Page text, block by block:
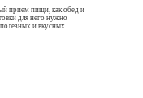
прием пищи, как обед и
для него нужно
и вкусных